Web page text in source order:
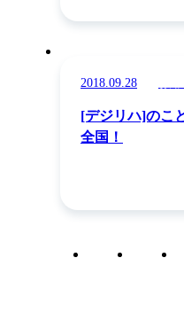
2018.09.28
[デジリハ]のこ
全国！